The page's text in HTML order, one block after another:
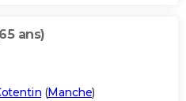
ans)
(Manche)